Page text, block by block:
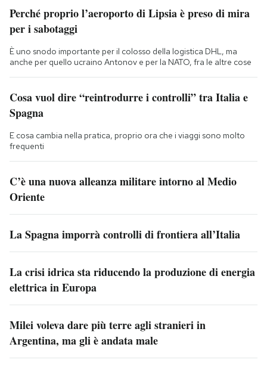
Perché proprio l’aeroporto di Lipsia è preso di mira
per i sabotaggi
È uno snodo importante per il colosso della logistica DHL, ma
anche per quello ucraino Antonov e per la NATO, fra le altre cose
Cosa vuol dire “reintrodurre i controlli” tra Italia e
Spagna
E cosa cambia nella pratica, proprio ora che i viaggi sono molto
frequenti
C’è una nuova alleanza militare intorno al Medio
Oriente
La Spagna imporrà controlli di frontiera all’Italia
La crisi idrica sta riducendo la produzione di energia
elettrica in Europa
Milei voleva dare più terre agli stranieri in
Argentina, ma gli è andata male